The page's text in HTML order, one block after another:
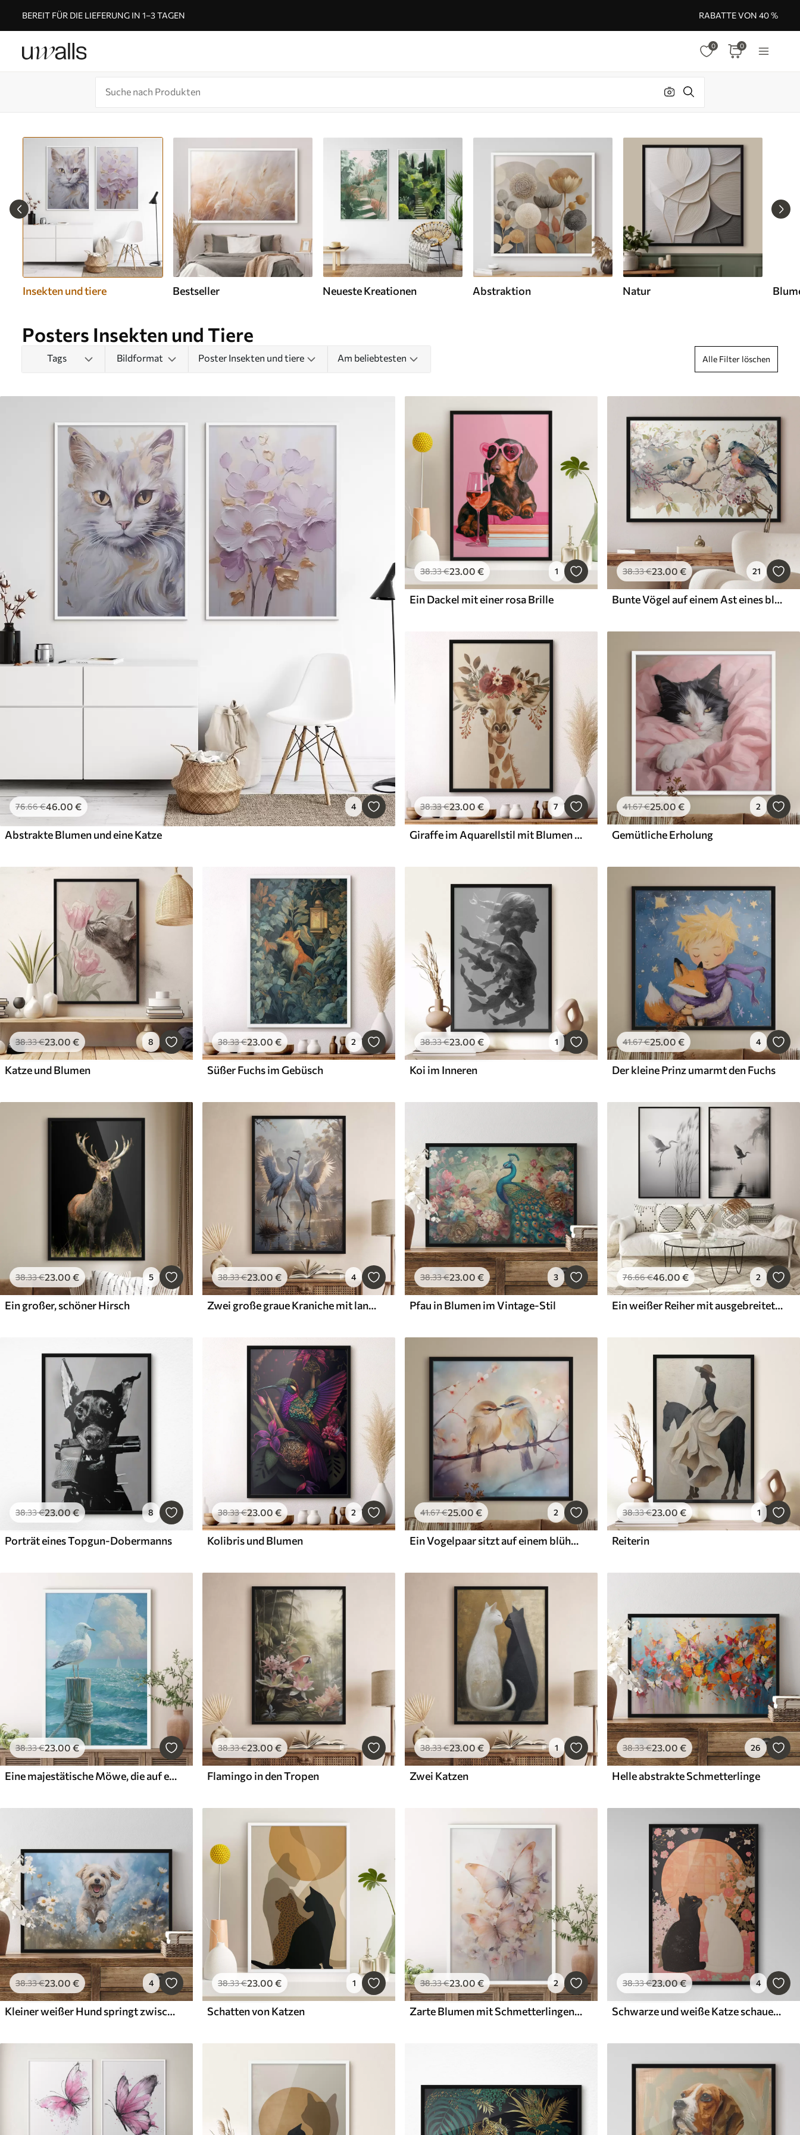
BEREIT FÜR DIE LIEFERUNG IN 1–3 TAGEN RABATTE VON 40 %
0 0
Insekten und tiere Bestseller Neueste Kreationen Abstraktion Natur
Posters Insekten und Tiere
Tags Bildformat Poster Insekten und tiere Am beliebtesten Alle Filter löschen
76.66€46.00 € 4
Abstrakte Blumen und eine Katze
38.33€23.00 € 1
Ein Dackel mit einer rosa Brille
38.33€23.00 € 21
Bunte Vögel auf einem Ast eines blühenden Baumes
38.33€23.00 € 7
Giraffe im Aquarellstil mit Blumen auf dem Kopf
41.67€25.00 € 2
Gemütliche Erholung
38.33€23.00 € 8
Katze und Blumen
38.33€23.00 € 2
Süßer Fuchs im Gebüsch
38.33€23.00 € 1
Koi im Inneren
41.67€25.00 € 4
Der kleine Prinz umarmt den Fuchs
38.33€23.00 € 5
Ein großer, schöner Hirsch
38.33€23.00 € 4
Zwei große graue Kraniche mit langen Hälsen und ausgebreiteten Flügeln stehen in einem nebligen See, umgeben von Bäumen
38.33€23.00 € 3
Pfau in Blumen im Vintage-Stil
76.66€46.00 € 2
Ein weißer Reiher mit ausgebreiteten Flügeln, der in der Nähe von hohen Schilfpflanzen fliegt, minimalistische Komposition in Schwarz und Weiß
38.33€23.00€ 8
Porträt eines Topgun-Dobermanns
38.33€23.00 € 2
Kolibris und Blumen
41.67€25.00 € 2
Ein Vogelpaar sitzt auf einem blühenden Zweig
38.33€23.00 € 1
Reiterin
38.33€23.00€
Eine majestätische Möwe, die auf einem verwitterten Holzpfahl eines Stegs sitzt, im Impasto-Stil gemalt
38.33€23.00 €
Flamingo in den Tropen
38.33€23.00 € 1
Zwei Katzen
38.33€23.00 € 26
Helle abstrakte Schmetterlinge
38.33€23.00 € 4
Kleiner weißer Hund springt zwischen Gänseblümchen auf blauem Hintergrund Aquarell
38.33€23.00 € 1
Schatten von Katzen
38.33€23.00 € 2
Zarte Blumen mit Schmetterlingen, Pastellfarben
38.33€23.00€ 4
Schwarze und weiße Katze schauen sich bei Sonnenuntergang niedlich an